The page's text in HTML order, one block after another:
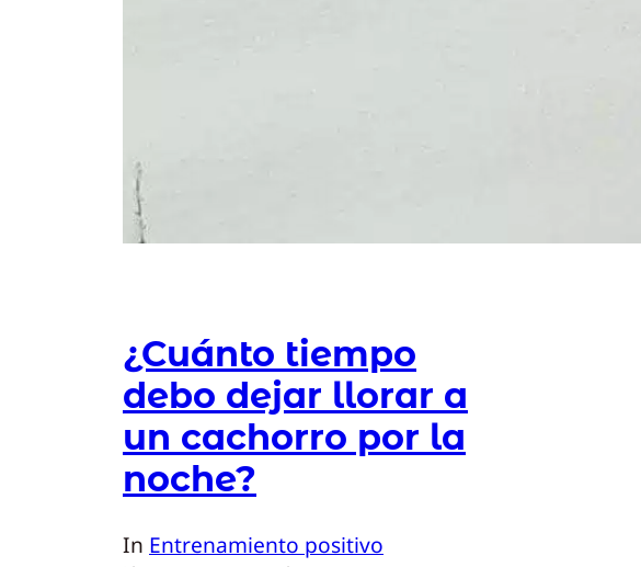
¿Cuánto tiempo
debo dejar llorar a
un cachorro por la
noche?
In Entrenamiento positivo